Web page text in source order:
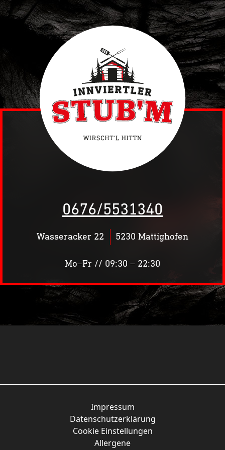
0676/5531340
Wasseracker 22 5230 Mattighofen
Mo–Fr // 09:30 – 22:30
Chicken Wings 6
6 Stk. mit Pommes
Impressum
Datenschutzerklärung
Cookie Einstellungen
Allergene